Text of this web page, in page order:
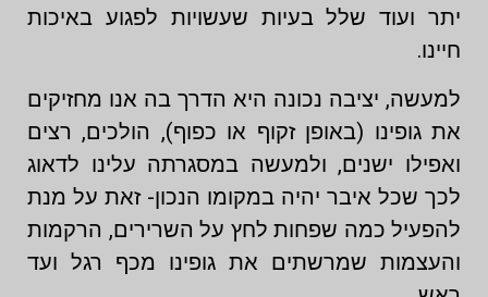
יתר ועוד שלל בעיות שעשויות לפגוע באיכות
חיינו.
למעשה, יציבה נכונה היא הדרך בה אנו מחזיקים
את גופינו (באופן זקוף או כפוף), הולכים, רצים
ואפילו ישנים, ולמעשה במסגרתה עלינו לדאוג
לכך שכל איבר יהיה במקומו הנכון- זאת על מנת
להפעיל כמה שפחות לחץ על השרירים, הרקמות
והעצמות שמרשתים את גופינו מכף רגל ועד